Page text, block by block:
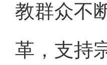
教群众不
革，支持